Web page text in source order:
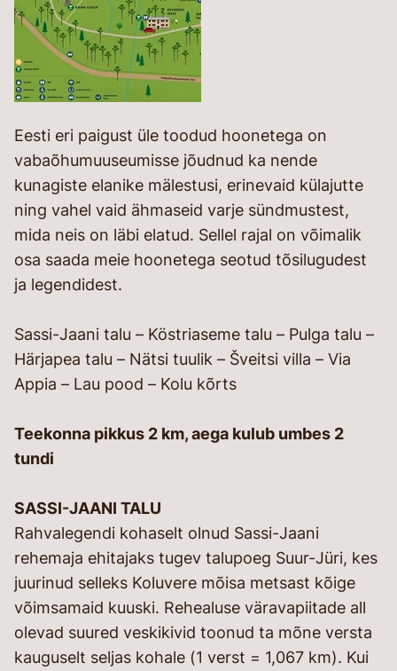
Eesti eri paigust üle toodud hoonetega on
vabaõhumuuseumisse jõudnud ka nende
kunagiste elanike mälestusi, erinevaid külajutte
ning vahel vaid ähmaseid varje sündmustest,
mida neis on läbi elatud. Sellel rajal on võimalik
osa saada meie hoonetega seotud tõsilugudest
ja legendidest.
Sassi-Jaani talu – Köstriaseme talu – Pulga talu –
Härjapea talu – Nätsi tuulik – Šveitsi villa – Via
Appia – Lau pood – Kolu kõrts
Teekonna pikkus 2 km, aega kulub umbes 2
tundi
SASSI-JAANI TALU
Rahvalegendi kohaselt olnud Sassi-Jaani
rehemaja ehitajaks tugev talupoeg Suur-Jüri, kes
juurinud selleks Koluvere mõisa metsast kõige
võimsamaid kuuski. Rehealuse väravapiitade all
olevad suured veskikivid toonud ta mõne versta
kauguselt seljas kohale (1 verst = 1,067 km). Kui